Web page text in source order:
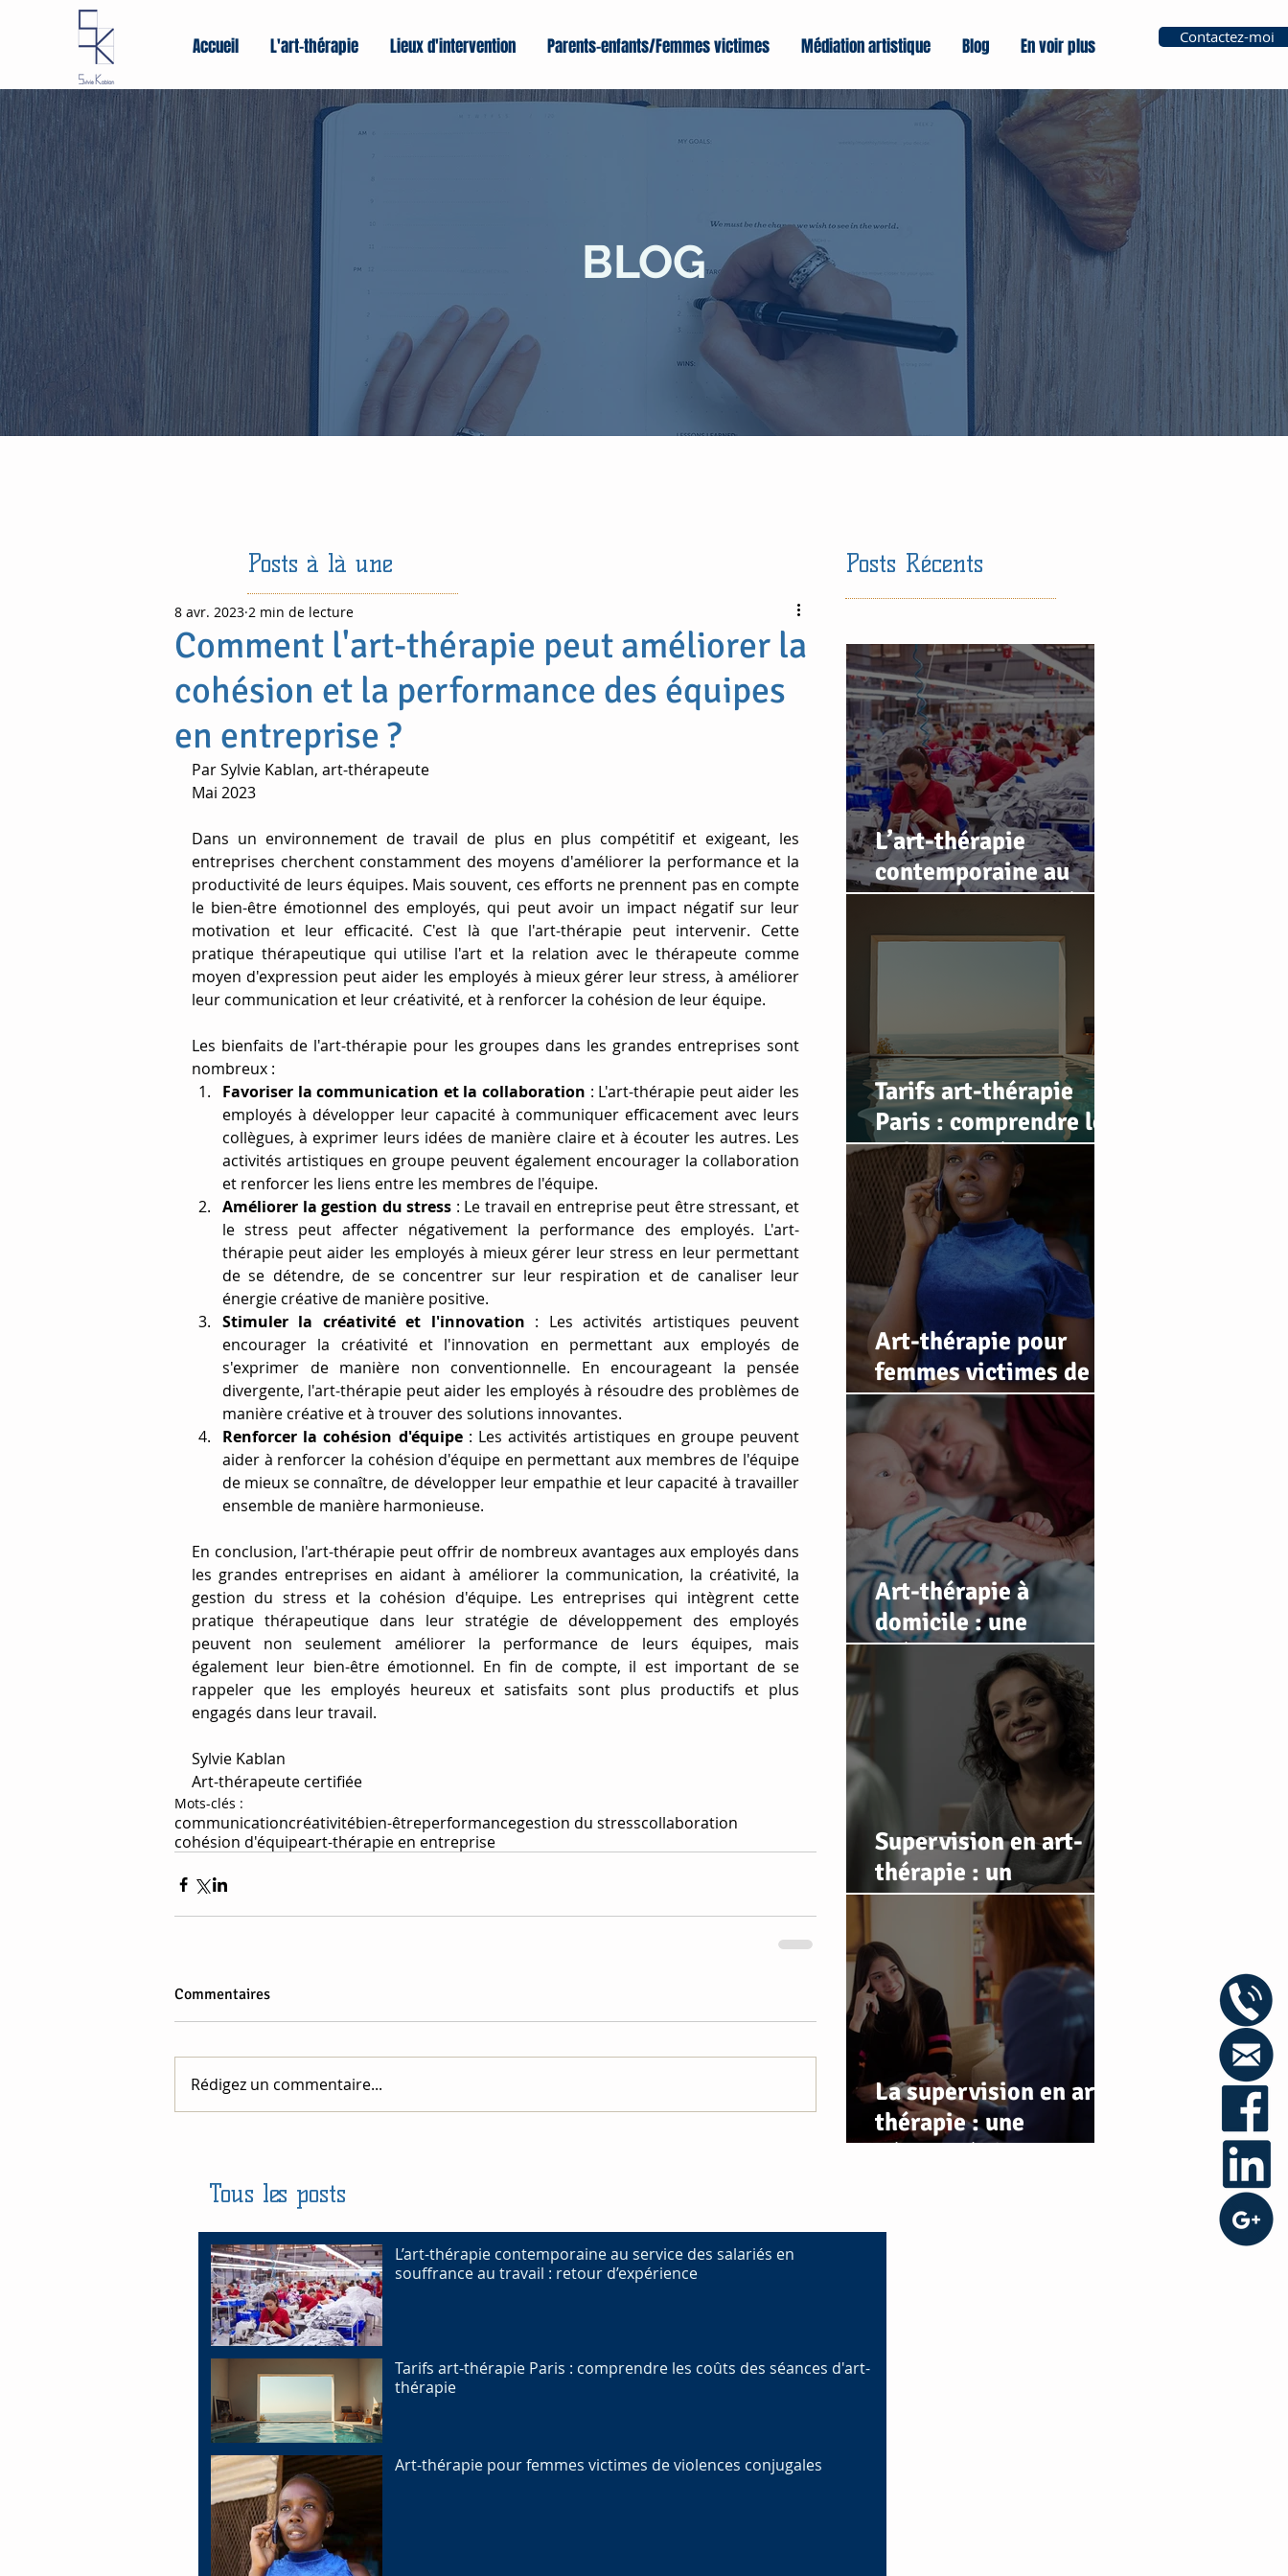
Accueil L'art-thérapie Lieux d'intervention Parents-enfants/Femmes victimes Médiation artistique Blog En voir plus Contactez-moi
BLOG
Posts à là une
Comment l'art-thérapie peut améliorer la
cohésion et la performance des équipes
en entreprise ?
8 avr. 2023 2 min de lecture
Par Sylvie Kablan, art-thérapeute
Mai 2023
Dans un environnement de travail de plus en plus compétitif et exigeant, les
entreprises cherchent constamment des moyens d'améliorer la performance et la
productivité de leurs équipes. Mais souvent, ces efforts ne prennent pas en compte
le bien-être émotionnel des employés, qui peut avoir un impact négatif sur leur
motivation et leur efficacité. C'est là que l'art-thérapie peut intervenir. Cette
pratique thérapeutique qui utilise l'art et la relation avec le thérapeute comme
moyen d'expression peut aider les employés à mieux gérer leur stress, à améliorer
leur communication et leur créativité, et à renforcer la cohésion de leur équipe.
Les bienfaits de l'art-thérapie pour les groupes dans les grandes entreprises sont
nombreux :
Favoriser la communication et la collaboration : L'art-thérapie peut aider les
employés à développer leur capacité à communiquer efficacement avec leurs
collègues, à exprimer leurs idées de manière claire et à écouter les autres. Les
activités artistiques en groupe peuvent également encourager la collaboration
et renforcer les liens entre les membres de l'équipe.
Améliorer la gestion du stress : Le travail en entreprise peut être stressant, et
le stress peut affecter négativement la performance des employés. L'art-
thérapie peut aider les employés à mieux gérer leur stress en leur permettant
de se détendre, de se concentrer sur leur respiration et de canaliser leur
énergie créative de manière positive.
Stimuler la créativité et l'innovation : Les activités artistiques peuvent
encourager la créativité et l'innovation en permettant aux employés de
s'exprimer de manière non conventionnelle. En encourageant la pensée
divergente, l'art-thérapie peut aider les employés à résoudre des problèmes de
manière créative et à trouver des solutions innovantes.
Renforcer la cohésion d'équipe : Les activités artistiques en groupe peuvent
aider à renforcer la cohésion d'équipe en permettant aux membres de l'équipe
de mieux se connaître, de développer leur empathie et leur capacité à travailler
ensemble de manière harmonieuse.
En conclusion, l'art-thérapie peut offrir de nombreux avantages aux employés dans
les grandes entreprises en aidant à améliorer la communication, la créativité, la
gestion du stress et la cohésion d'équipe. Les entreprises qui intègrent cette
pratique thérapeutique dans leur stratégie de développement des employés
peuvent non seulement améliorer la performance de leurs équipes, mais
également leur bien-être émotionnel. En fin de compte, il est important de se
rappeler que les employés heureux et satisfaits sont plus productifs et plus
engagés dans leur travail.
Sylvie Kablan
Art-thérapeute certifiée
Mots-clés :
communicationcréativitébien-êtreperformancegestion du stresscollaboration
cohésion d'équipeart-thérapie en entreprise
Commentaires
Rédigez un commentaire...
Posts Récents
L’art-thérapie
contemporaine au
service des salariés en
souffrance au travail :
retour d’expérience
Tarifs art-thérapie
Paris : comprendre les
coûts des séances
d'art-thérapie
Art-thérapie pour
femmes victimes de
violences conjugales
Art-thérapie à
domicile : une
thérapie accessible
pour les personnes qui
ne peuvent pas se
déplacer
Supervision en art-
thérapie : un
accompagnement
professionnel pour
soutenir, affiner et
sécuriser votre
pratique
La supervision en art-
thérapie : une
nécessité clinique et
Tous les posts
L’art-thérapie contemporaine au service des salariés en
souffrance au travail : retour d’expérience
Tarifs art-thérapie Paris : comprendre les coûts des séances d'art-
thérapie
Art-thérapie pour femmes victimes de violences conjugales